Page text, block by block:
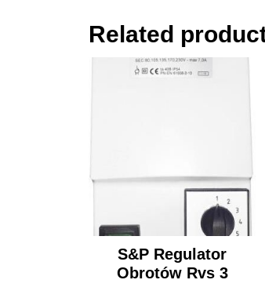
Related
S&P Regulator
Obrotów Rvs 3